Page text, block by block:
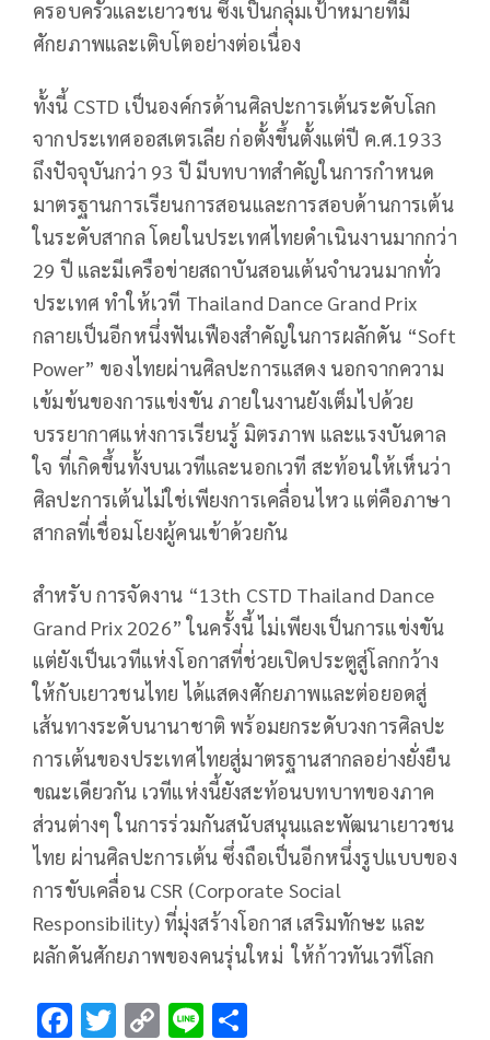
ครอบครัวและเยาวชน ซึ่งเป็นกลุ่มเป้าหมายที่มี
ศักยภาพและเติบโตอย่างต่อเนื่อง
ทั้งนี้ CSTD เป็นองค์กรด้านศิลปะการเต้นระดับโลก
จากประเทศออสเตรเลีย ก่อตั้งขึ้นตั้งแต่ปี ค.ศ.1933
ถึงปัจจุบันกว่า 93 ปี มีบทบาทสำคัญในการกำหนด
มาตรฐานการเรียนการสอนและการสอบด้านการเต้น
ในระดับสากล โดยในประเทศไทยดำเนินงานมากกว่า
29 ปี และมีเครือข่ายสถาบันสอนเต้นจำนวนมากทั่ว
ประเทศ ทำให้เวที Thailand Dance Grand Prix
กลายเป็นอีกหนึ่งฟันเฟืองสำคัญในการผลักดัน “Soft
Power” ของไทยผ่านศิลปะการแสดง นอกจากความ
เข้มข้นของการแข่งขัน ภายในงานยังเต็มไปด้วย
บรรยากาศแห่งการเรียนรู้ มิตรภาพ และแรงบันดาล
ใจ ที่เกิดขึ้นทั้งบนเวทีและนอกเวที สะท้อนให้เห็นว่า
ศิลปะการเต้นไม่ใช่เพียงการเคลื่อนไหว แต่คือภาษา
สากลที่เชื่อมโยงผู้คนเข้าด้วยกัน
สำหรับ การจัดงาน “13th CSTD Thailand Dance
Grand Prix 2026” ในครั้งนี้ ไม่เพียงเป็นการแข่งขัน
แต่ยังเป็นเวทีแห่งโอกาสที่ช่วยเปิดประตูสู่โลกกว้าง
ให้กับเยาวชนไทย ได้แสดงศักยภาพและต่อยอดสู่
เส้นทางระดับนานาชาติ พร้อมยกระดับวงการศิลปะ
การเต้นของประเทศไทยสู่มาตรฐานสากลอย่างยั่งยืน
ขณะเดียวกัน เวทีแห่งนี้ยังสะท้อนบทบาทของภาค
ส่วนต่างๆ ในการร่วมกันสนับสนุนและพัฒนาเยาวชน
ไทย ผ่านศิลปะการเต้น ซึ่งถือเป็นอีกหนึ่งรูปแบบของ
การขับเคลื่อน CSR (Corporate Social
Responsibility) ที่มุ่งสร้างโอกาส เสริมทักษะ และ
ผลักดันศักยภาพของคนรุ่นใหม่ ให้ก้าวทันเวทีโลก
F T C Li